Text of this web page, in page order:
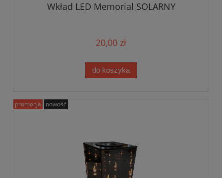
Wkład LED Memorial SOLARNY
20,00 zł
do koszyka
promocja nowość